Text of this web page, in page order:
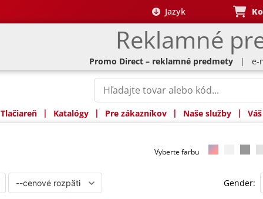
Reklamné
Jazyk
Promo Direct – reklamné predmety | e-
Tlačiareň | Katalógy | Pre zákazníkov | Naše služby |
Vyberte farbu
Gender: